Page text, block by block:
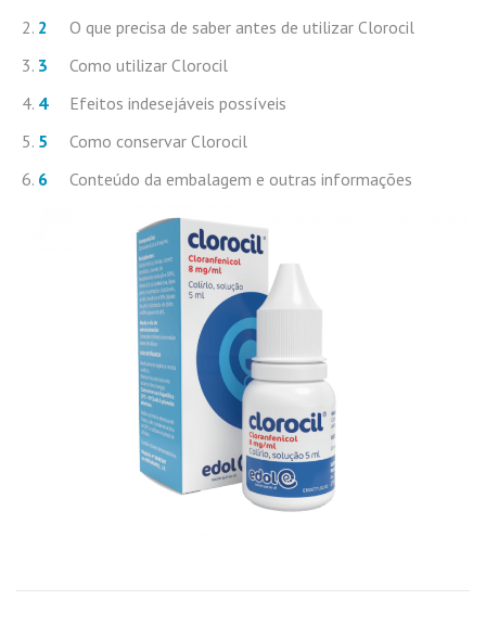
O que precisa de saber antes de utilizar Clorocil
Como utilizar Clorocil
Efeitos indesejáveis possíveis
Como conservar Clorocil
Conteúdo da embalagem e outras informações